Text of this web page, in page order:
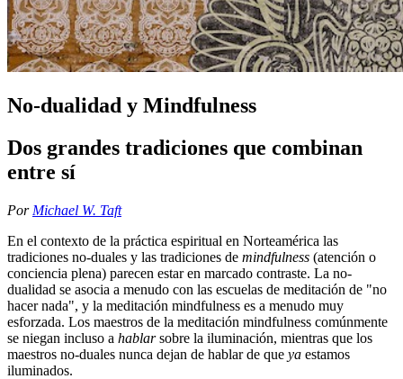
No-dualidad y Mindfulness
Dos grandes tradiciones que combinan
entre sí
Por Michael W. Taft
En el contexto de la práctica espiritual en Norteamérica las
tradiciones no-duales y las tradiciones de mindfulness (atención o
conciencia plena) parecen estar en marcado contraste. La no-
dualidad se asocia a menudo con las escuelas de meditación de "no
hacer nada", y la meditación mindfulness es a menudo muy
esforzada. Los maestros de la meditación mindfulness comúnmente
se niegan incluso a hablarsobre la iluminación, mientras que los
maestros no-duales nunca dejan de hablar de que ya estamos
iluminados.